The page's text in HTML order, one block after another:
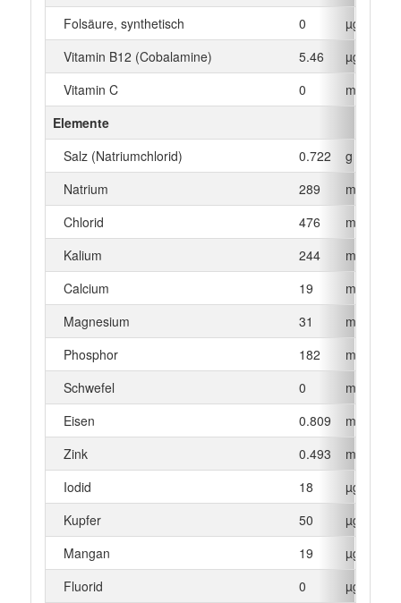
Folsäure, synthetisch
0
µg
Vitamin B12 (Cobalamine)
5.46
µg
Vitamin C
0
mg
Elemente
Salz (Natriumchlorid)
0.722
g
Natrium
289
mg
Chlorid
476
mg
Kalium
244
mg
Calcium
19
mg
Magnesium
31
mg
Phosphor
182
mg
Schwefel
0
mg
Eisen
0.809
mg
Zink
0.493
mg
Iodid
18
µg
Kupfer
50
µg
Mangan
19
µg
Fluorid
0 µg